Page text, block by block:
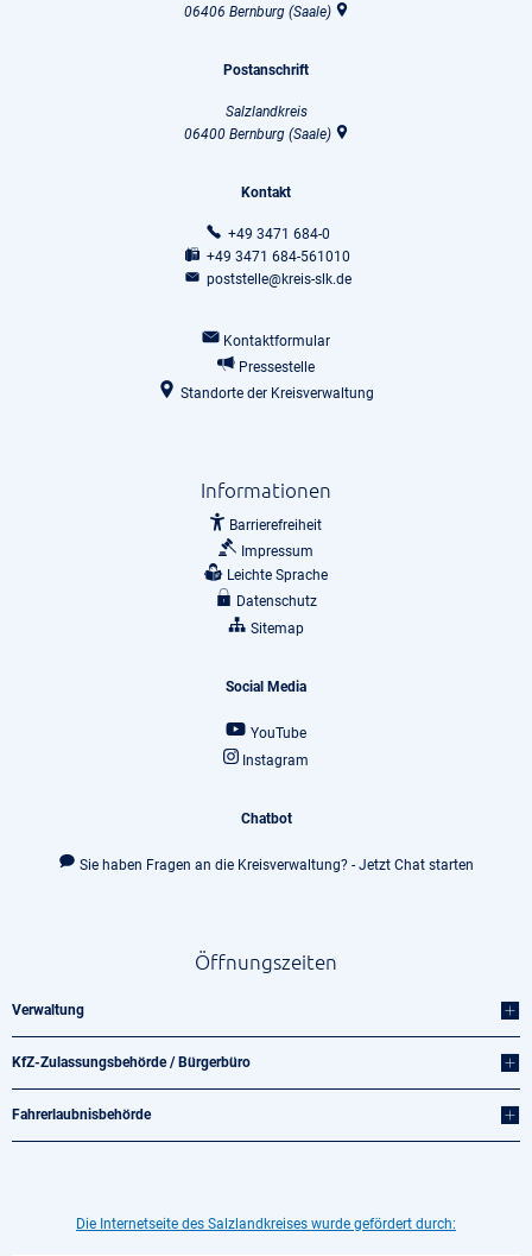
06406 Bernburg (Saale)
Postanschrift
Salzlandkreis
06400 Bernburg (Saale)
Kontakt
+49 3471 684-0
+49 3471 684-561010
poststelle@kreis-slk.de
Kontaktformular
Pressestelle
Standorte der Kreisverwaltung
Informationen
Barrierefreiheit
Impressum
Leichte Sprache
Datenschutz
Sitemap
Social Media
YouTube
Instagram
Chatbot
Sie haben Fragen an die Kreisverwaltung? - Jetzt Chat starten
Öffnungszeiten
Verwaltung
KfZ-Zulassungsbehörde / Bürgerbüro
Fahrerlaubnisbehörde
Die Internetseite des Salzlandkreises wurde gefördert durch: